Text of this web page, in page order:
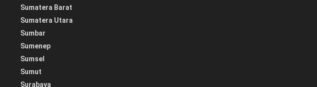
Sumatera Barat
Sumatera Utara
Sumbar
Sumenep
Sumsel
Sumut
Surabaya